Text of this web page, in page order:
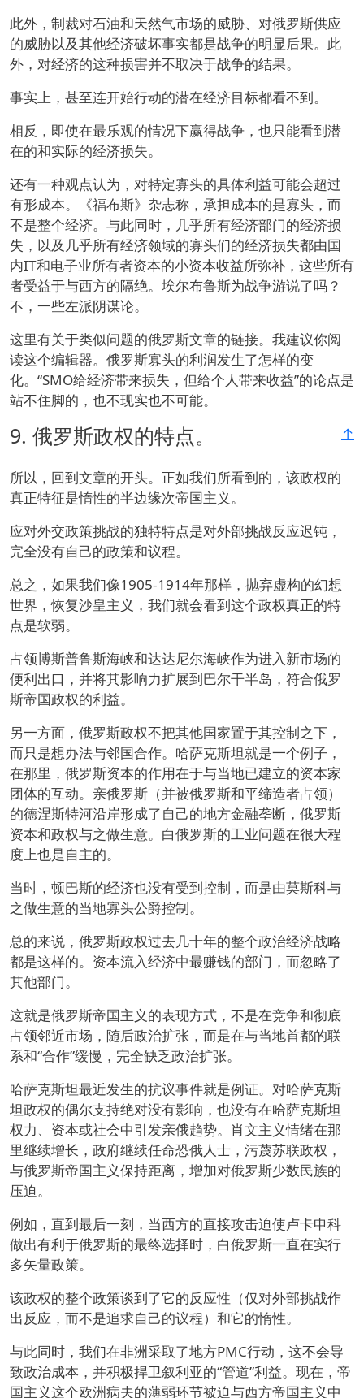
此外，制裁对石油和天然气市场的威胁、对俄罗斯供应
的威胁以及其他经济破坏事实都是战争的明显后果。此
外，对经济的这种损害并不取决于战争的结果。
事实上，甚至连开始行动的潜在经济目标都看不到。
相反，即使在最乐观的情况下赢得战争，也只能看到潜
在的和实际的经济损失。
还有一种观点认为，对特定寡头的具体利益可能会超过
有形成本。《福布斯》杂志称，承担成本的是寡头，而
不是整个经济。与此同时，几乎所有经济部门的经济损
失，以及几乎所有经济领域的寡头们的经济损失都由国
内IT和电子业所有者资本的小资本收益所弥补，这些所有
者受益于与西方的隔绝。埃尔布鲁斯为战争游说了吗？
不，一些左派阴谋论。
这里有关于类似问题的俄罗斯文章的链接。我建议你阅
读这个编辑器。俄罗斯寡头的利润发生了怎样的变
化。“SMO给经济带来损失，但给个人带来收益”的论点是
站不住脚的，也不现实也不可能。
↑
9. 俄罗斯政权的特点。
所以，回到文章的开头。正如我们所看到的，该政权的
真正特征是惰性的半边缘次帝国主义。
应对外交政策挑战的独特特点是对外部挑战反应迟钝，
完全没有自己的政策和议程。
总之，如果我们像1905-1914年那样，抛弃虚构的幻想
世界，恢复沙皇主义，我们就会看到这个政权真正的特
点是软弱。
占领博斯普鲁斯海峡和达达尼尔海峡作为进入新市场的
便利出口，并将其影响力扩展到巴尔干半岛，符合俄罗
斯帝国政权的利益。
另一方面，俄罗斯政权不把其他国家置于其控制之下，
而只是想办法与邻国合作。哈萨克斯坦就是一个例子，
在那里，俄罗斯资本的作用在于与当地已建立的资本家
团体的互动。亲俄罗斯（并被俄罗斯和平缔造者占领）
的德涅斯特河沿岸形成了自己的地方金融垄断，俄罗斯
资本和政权与之做生意。白俄罗斯的工业问题在很大程
度上也是自主的。
当时，顿巴斯的经济也没有受到控制，而是由莫斯科与
之做生意的当地寡头公爵控制。
总的来说，俄罗斯政权过去几十年的整个政治经济战略
都是这样的。资本流入经济中最赚钱的部门，而忽略了
其他部门。
这就是俄罗斯帝国主义的表现方式，不是在竞争和彻底
占领邻近市场，随后政治扩张，而是在与当地首都的联
系和“合作”缓慢，完全缺乏政治扩张。
哈萨克斯坦最近发生的抗议事件就是例证。对哈萨克斯
坦政权的偶尔支持绝对没有影响，也没有在哈萨克斯坦
权力、资本或社会中引发亲俄趋势。肖文主义情绪在那
里继续增长，政府继续任命恐俄人士，污蔑苏联政权，
与俄罗斯帝国主义保持距离，增加对俄罗斯少数民族的
压迫。
例如，直到最后一刻，当西方的直接攻击迫使卢卡申科
做出有利于俄罗斯的最终选择时，白俄罗斯一直在实行
多矢量政策。
该政权的整个政策谈到了它的反应性（仅对外部挑战作
出反应，而不是追求自己的议程）和它的惰性。
与此同时，我们在非洲采取了地方PMC行动，这不会导
致政治成本，并积极捍卫叙利亚的“管道”利益。现在，帝
国主义这个欧洲病夫的薄弱环节被迫与西方帝国主义中